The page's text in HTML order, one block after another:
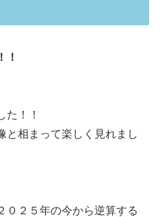
！
た！！
と相まって楽しく見れまし
０２５年の今から逆算する